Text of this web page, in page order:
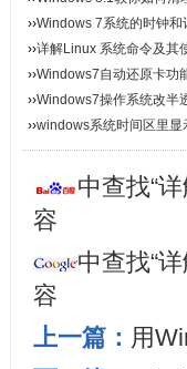
››Windows 7系统的时钟和
››详解Linux 系统命令及其
››Windows7自动还原卡功
››Windows7操作系统改半
››windows系统时间区里显
中查找“
容
中查找“
容
上一篇： 用